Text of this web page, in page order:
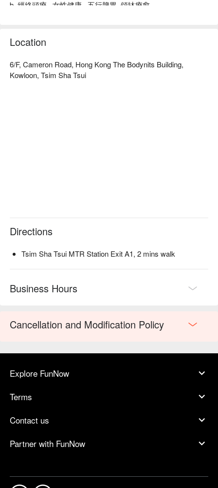
b. 經絡頭療 · 女性健康 · 五行脾胃· 頌缽療愈
Location
6/F, Cameron Road, Hong Kong The Bodynits Building,
Kowloon, Tsim Sha Tsui
Directions
Tsim Sha Tsui MTR Station Exit A1, 2 mins walk
Business Hours
Cancellation and Modification Policy
Explore FunNow
Terms
Contact us
Partner with FunNow